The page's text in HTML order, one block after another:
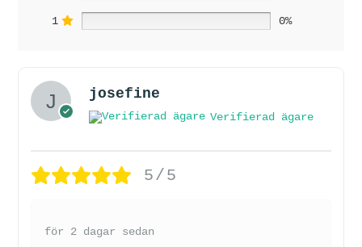
1 0%
josefine
Verifierad ägare
5/5
för 2 dagar sedan